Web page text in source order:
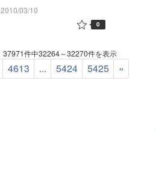
2010/03/10
0
37971件中32264～32270件を表示
4613 ... 5424 5425 »